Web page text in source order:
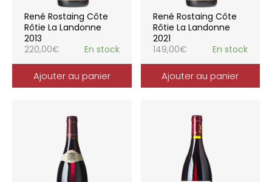
René Rostaing Côte
Rôtie La Landonne
2013
220,00€ En stock
Ajouter au panier
René Rostaing Côte
Rôtie La Landonne
2021
149,00€ En stock
Ajouter au panier